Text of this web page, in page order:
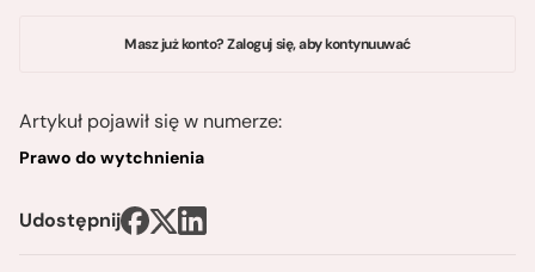
Masz już konto? Zaloguj się, aby kontynuuwać
Artykuł pojawił się w numerze:
Prawo do wytchnienia
Udostępnij